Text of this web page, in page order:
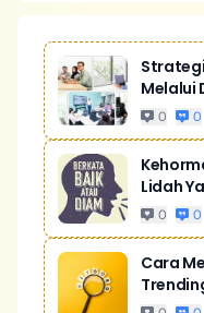
Melalui
0 0
Lidah
0 0
Cara